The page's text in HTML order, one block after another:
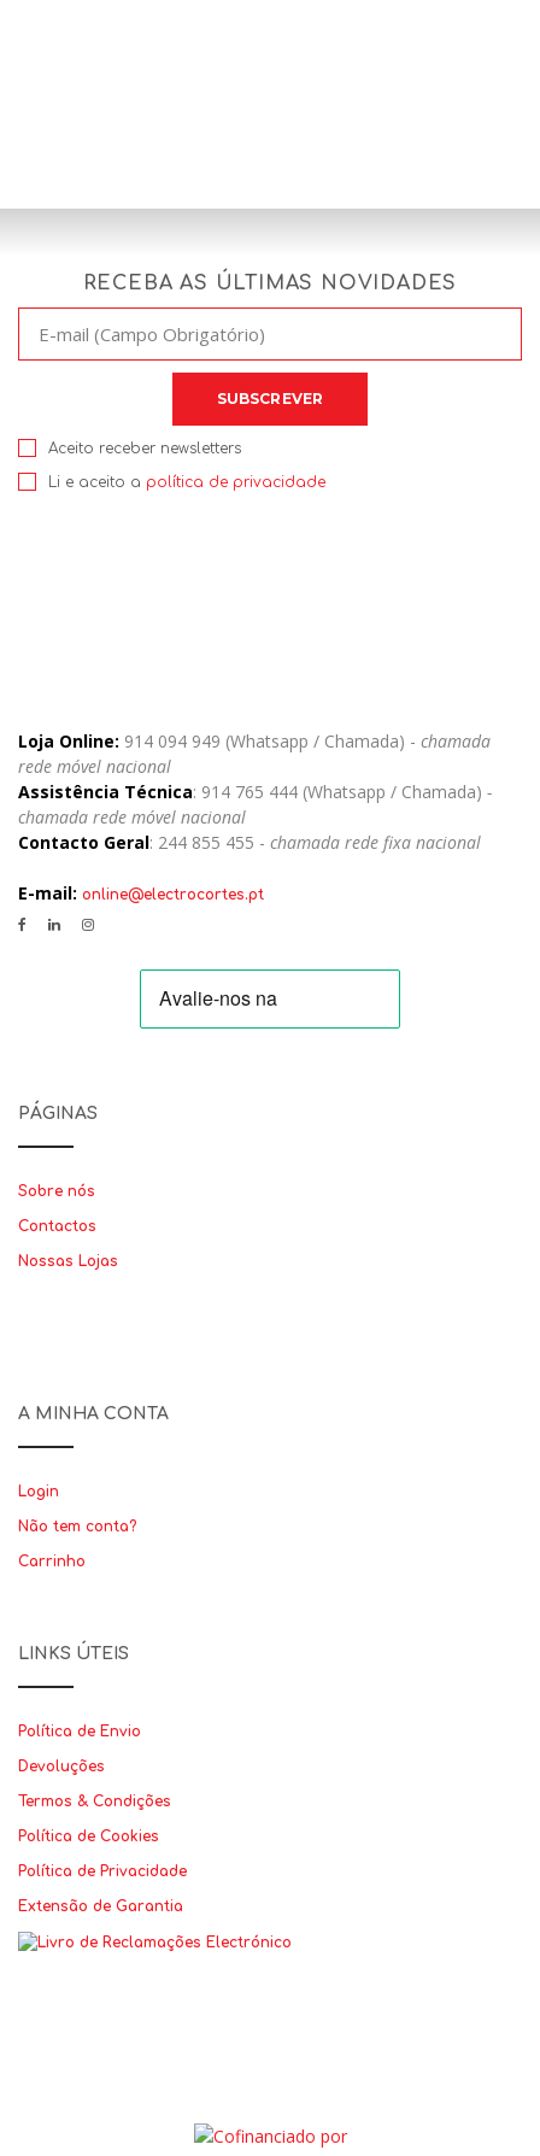
RECEBA AS ÚLTIMAS NOVIDADES
Aceito receber newsletters
Li e aceito a política de privacidade
Loja Online: 914 094 949 (Whatsapp / Chamada) - chamada
rede móvel nacional
Assistência Técnica: 914 765 444 (Whatsapp / Chamada) -
chamada rede móvel nacional
Contacto Geral: 244 855 455 - chamada rede fixa nacional
E-mail: online@electrocortes.pt
PÁGINAS
Sobre nós
Contactos
Nossas Lojas
A MINHA CONTA
Login
Não tem conta?
Carrinho
LINKS ÚTEIS
Política de Envio
Devoluções
Termos & Condições
Política de Cookies
Política de Privacidade
Extensão de Garantia